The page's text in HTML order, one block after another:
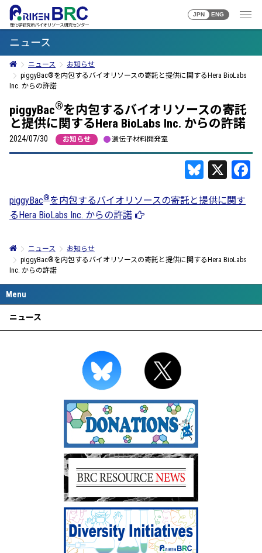
JPN ENG
ニュース
ニュース
ニュース
お知らせ
piggyBac®を内包するバイオリソースの寄託と提供に関するHera BioLabs
Inc. からの許諾
piggyBac®を内包するバイオリソースの寄託
と提供に関するHera BioLabs Inc. からの許諾
2024/07/30 お知らせ 遺伝子材料開発室
Bluesky
X
piggyBac®を内包するバイオリソースの寄託と提供に関す
るHera BioLabs Inc. からの許諾
ニュース
お知らせ
piggyBac®を内包するバイオリソースの寄託と提供に関するHera BioLabs
Inc. からの許諾